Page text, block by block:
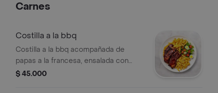
Carnes
Costilla a la bbq
Costilla a la bbq acompañada de
papas a la francesa, ensalada con
tomate y huevos de codorniz.
$ 45.000